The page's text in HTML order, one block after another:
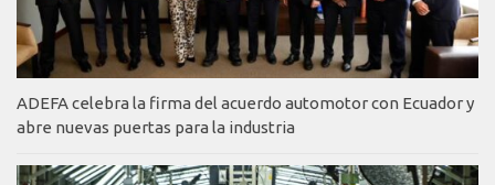
ADEFA celebra la firma del acuerdo automotor con Ecuador y
abre nuevas puertas para la industria